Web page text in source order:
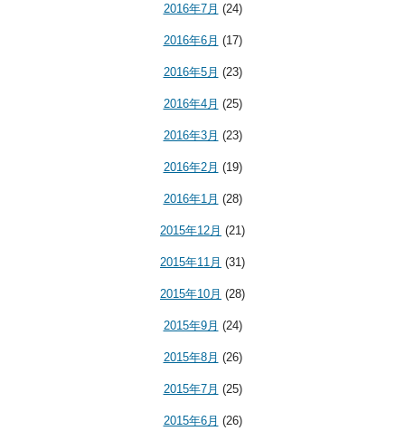
2016年7月 (24)
2016年6月 (17)
2016年5月 (23)
2016年4月 (25)
2016年3月 (23)
2016年2月 (19)
2016年1月 (28)
2015年12月 (21)
2015年11月 (31)
2015年10月 (28)
2015年9月 (24)
2015年8月 (26)
2015年7月 (25)
2015年6月 (26)